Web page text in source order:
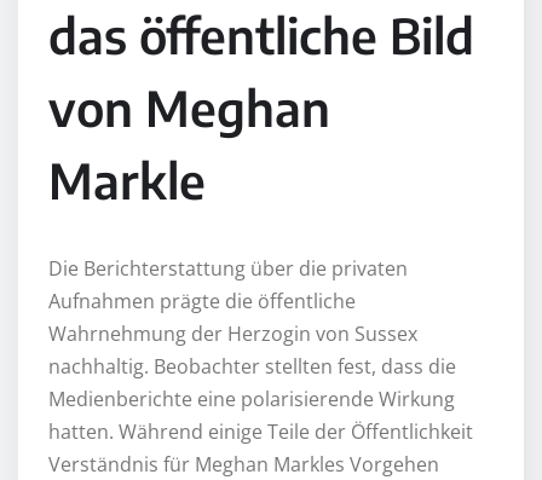
das öffentliche Bild
von Meghan
Markle
Die Berichterstattung über die privaten
Aufnahmen prägte die öffentliche
Wahrnehmung der Herzogin von Sussex
nachhaltig. Beobachter stellten fest, dass die
Medienberichte eine polarisierende Wirkung
hatten. Während einige Teile der Öffentlichkeit
Verständnis für Meghan Markles Vorgehen